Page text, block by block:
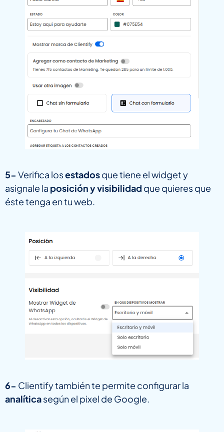
5- Verifica losestadosque tiene el widget y
asignale la posición y visibilidad que quieres que
éste tenga en tu web.
6- Clientify también te permite configurar la
analíticasegún el pixel de Google.